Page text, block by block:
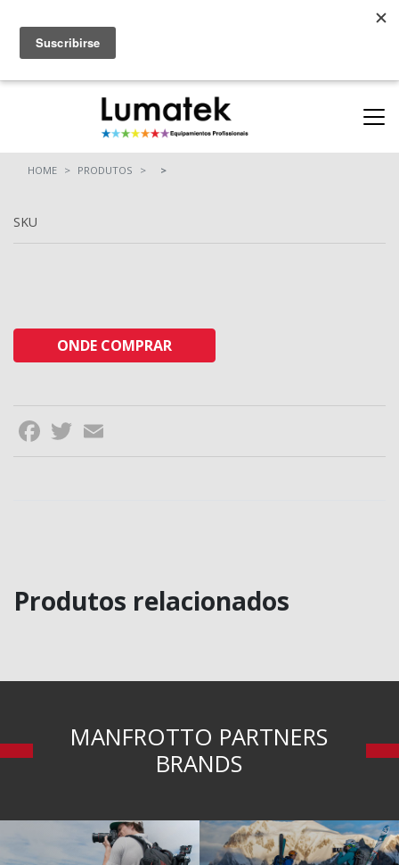
ONDE COMPRAR
HOME PRODUTOS
SKU
ONDE COMPRAR
Facebook
Twitter
Produtos relacionados
MANFROTTO PARTNERS
BRANDS